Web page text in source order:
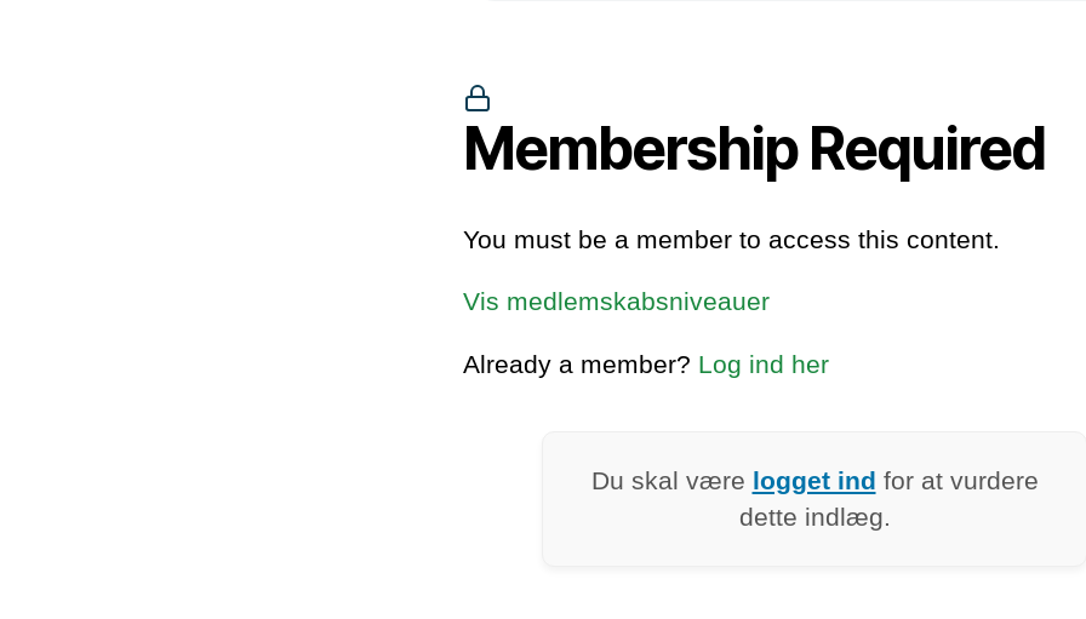
Membership Required
You must be a member to access this content.
Vis medlemskabsniveauer
Already a member? Log ind her
Du skal være logget ind for at vurdere
dette indlæg.